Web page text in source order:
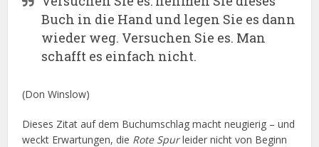
Buch in die Hand und legen Sie es dann
wieder weg. Versuchen Sie es. Man
schafft es einfach nicht.
(Don Winslow)
Dieses Zitat auf dem Buchumschlag macht neugierig – und
weckt Erwartungen, die Rote Spurleider nicht von Beginn